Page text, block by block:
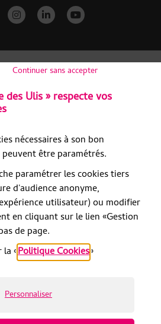
des Ulis » respecte vos
nécessaires à son bon
être paramétrés.
paramétrer les cookies tiers
d'audience anonyme,
utilisateur) ou modifier
en cliquant sur le lien «Gestion
de page.
«Politique Cookies»
Personnaliser
Continuer sans accepter
f
instagramlinkedin-inyoutube
© Artifica
de confidentialité
des cookies